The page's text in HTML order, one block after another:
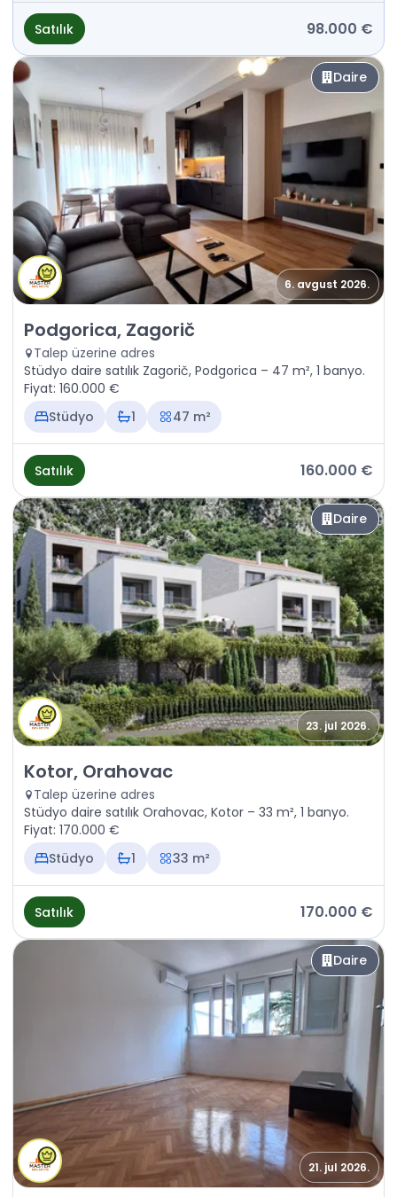
Satılık 98.000 €
Daire
6. avgust 2026.
Satılık - Daire Podgorica, Zagorič
Podgorica, Zagorič
Talep üzerine adres
Stüdyo daire satılık Zagorič, Podgorica – 47 m², 1 banyo.
Fiyat: 160.000 €
Stüdyo
1 47 m²
Satılık 160.000 €
Daire
23. jul 2026.
Satılık - Daire Kotor, Orahovac
Kotor, Orahovac
Talep üzerine adres
Stüdyo daire satılık Orahovac, Kotor – 33 m², 1 banyo.
Fiyat: 170.000 €
Stüdyo
1 33 m²
Satılık 170.000 €
Daire
21. jul 2026.